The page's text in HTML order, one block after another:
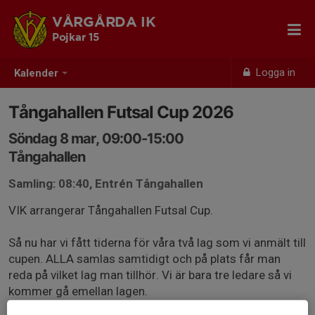
Kalender Logga in
VÅRGÅRDA IK
Pojkar 15
Tångahallen Futsal Cup 2026
Söndag 8 mar, 09:00-15:00
Tångahallen
Samling: 08:40, Entrén Tångahallen
VIK arrangerar Tångahallen Futsal Cup.
Så nu har vi fått tiderna för våra två lag som vi anmält till
cupen. ALLA samlas samtidigt och på plats får man
reda på vilket lag man tillhör. Vi är bara tre ledare så vi
kommer gå emellan lagen.